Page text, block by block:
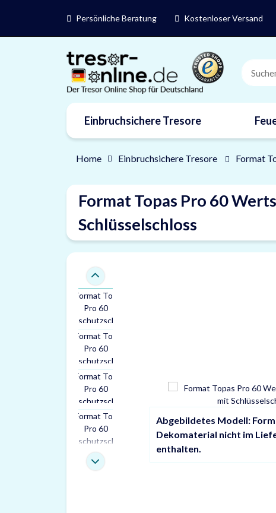
Persönliche Beratung Kostenloser Versand
Einbruchsichere Tresore
Marken
Home Einbruchsichere Tresore Format
Format Topas Pro 60
Schlüsselschloss
Abgebildetes Modell:
Dekomaterial nicht im
enthalten.